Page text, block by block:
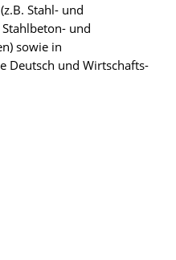
Stahl- und
und
sowie in
Deutsch und Wirtschafts-